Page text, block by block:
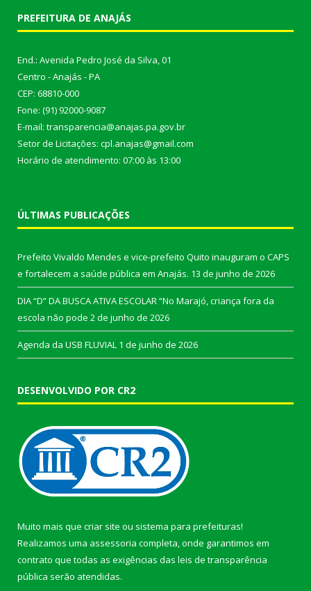
PREFEITURA DE ANAJÁS
End.: Avenida Pedro José da Silva, 01
Centro - Anajás - PA
CEP: 68810-000
Fone: (91) 92000-9087
E-mail: transparencia@anajas.pa.gov.br
Setor de Licitações: cpl.anajas@gmail.com
Horário de atendimento: 07:00 às 13:00
ÚLTIMAS PUBLICAÇÕES
Prefeito Vivaldo Mendes e vice-prefeito Quito inauguram o CAPS
e fortalecem a saúde pública em Anajás. 13 de junho de 2026
DIA “D” DA BUSCA ATIVA ESCOLAR “No Marajó, criança fora da
escola não pode 2 de junho de 2026
Agenda da USB FLUVIAL 1 de junho de 2026
DESENVOLVIDO POR CR2
Muito mais que criar site ou sistema para prefeituras!
Realizamos uma assessoria completa, onde garantimos em
contrato que todas as exigências das leis de transparência
pública serão atendidas.